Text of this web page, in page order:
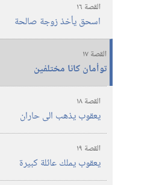
القصة ١٦
اسحق يأخذ زوجة صالحة
القصة ١٧
توأمان كانا مختلفين
القصة ١٨
يعقوب يذهب الى حاران
القصة ١٩
يعقوب يملك عائلة كبيرة